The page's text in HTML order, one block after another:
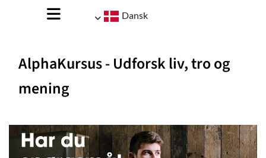
Dansk
AlphaKursus - Udforsk liv, tro og
mening